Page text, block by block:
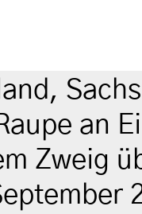
an
Zweig